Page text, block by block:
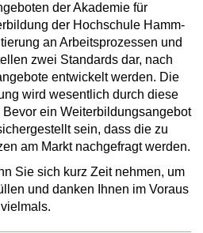
der Akademie für
der Hochschule Hamm-
an Arbeitsprozessen und
zwei Standards dar, nach
entwickelt werden. Die
wird wesentlich durch diese
ein Weiterbildungsangebot
sein, dass die zu
am Markt nachgefragt werden.
Sie sich kurz Zeit nehmen, um
und danken Ihnen im Voraus
vielmals.